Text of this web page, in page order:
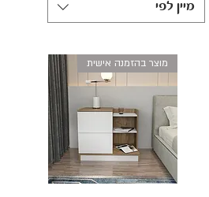
מיין לפי
מוצר בהזמנה אישית